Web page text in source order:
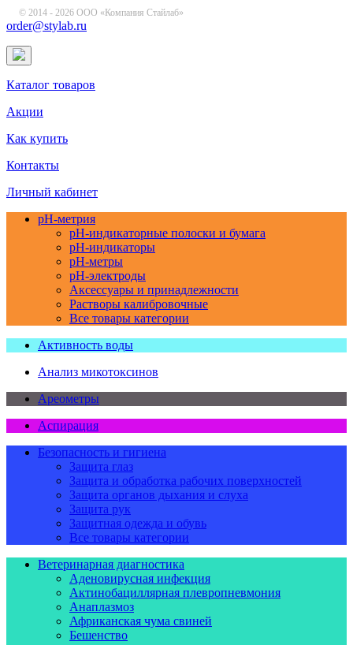
© 2014 - 2026 ООО «Компания Стайлаб»
order@stylab.ru
Каталог товаров
Акции
Как купить
Контакты
Личный кабинет
pH-метрия
pH-индикаторные полоски и бумага
pH-индикаторы
pH-метры
pH-электроды
Аксессуары и принадлежности
Растворы калибровочные
Все товары категории
Активность воды
Анализ микотоксинов
Ареометры
Аспирация
Безопасность и гигиена
Защита глаз
Защита и обработка рабочих поверхностей
Защита органов дыхания и слуха
Защита рук
Защитная одежда и обувь
Все товары категории
Ветеринарная диагностика
Аденовирусная инфекция
Актинобациллярная плевропневмония
Анаплазмоз
Африканская чума свиней
Бешенство